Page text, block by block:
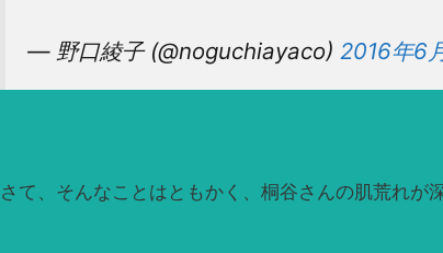
— 野口綾子 (@noguchiayaco) 2016年6
さて、そんなことはともかく、桐谷さんの肌荒れが